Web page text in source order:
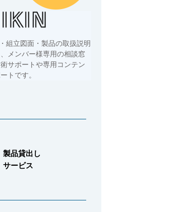
組立図面・製品の取扱説明
メンバー様専用の相談窓
サポートや専用コンテン
トです。
製品貸出し
サービス